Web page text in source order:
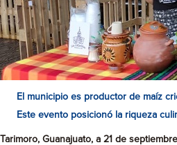
El municipio es productor de maíz
Este evento posicionó la riqueza
Tarimoro, Guanajuato, a 21 de